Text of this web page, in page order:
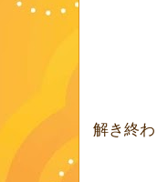
解き終